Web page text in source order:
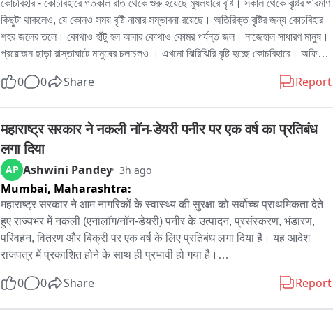
কোচবিহার - কোচবিহারে গতকাল রাত থেকে শুরু হয়েছে মুষলধারে বৃষ্টি। সকাল থেকে বৃষ্টির পরিমাণ
কিছুটা থাকলেও, যে কোনও সময় বৃষ্টি নামার সম্ভাবনা রয়েছে। অতিরিক্ত বৃষ্টির জন্য কোচবিহার
শহর জলের তলে। কোথাও হাঁটু হল আবার কোথাও কোমর পর্যন্ত জল। নাজেহাল সাধারণ মানুষ।
প্রয়োজন ছাড়া রাস্তাঘাটে মানুষের চলাচলও । এখনো ঝিরিঝিরি বৃষ্টি হচ্ছে কোচবিহারে। অফিস
0 0 Share Report
महाराष्ट्र सरकार ने नकली नॉन-डेयरी पनीर पर एक वर्ष का प्रतिबंध
लगा दिया
AP Ashwini Pandey 3h ago
Mumbai, Maharashtra:
महाराष्ट्र सरकार ने आम नागरिकों के स्वास्थ्य की सुरक्षा को सर्वोच्च प्राथमिकता देते
हुए राज्यभर में नकली (एनालॉग/नॉन-डेयरी) पनीर के उत्पादन, प्रसंस्करण, भंडारण,
परिवहन, वितरण और बिक्री पर एक वर्ष के लिए प्रतिबंध लगा दिया है। यह आदेश
राजपत्र में प्रकाशित होने के साथ ही प्रभावी हो गया है।
वनस्पति तेल, वनस्पति वसा तथा अन्य गैर-दुग्धीय तत्वों से तैयार नकली उत्पाद बेचे जाने
0 0 Share Report